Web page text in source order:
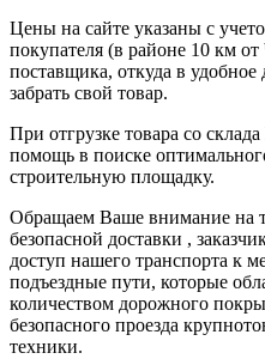
Цены на сайте указаны с
покупателя (в районе 10 км
поставщика, откуда в
забрать свой товар.
При отгрузке товара со склада
помощь в поиске
строительную площадку.
Обращаем Ваше внимание на
безопасной доставки ,
доступ нашего транспорта к
подъездные пути, которые
количеством дорожного
безопасного проезда
техники.